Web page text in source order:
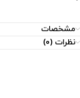
مشخصات
نظرات (0)